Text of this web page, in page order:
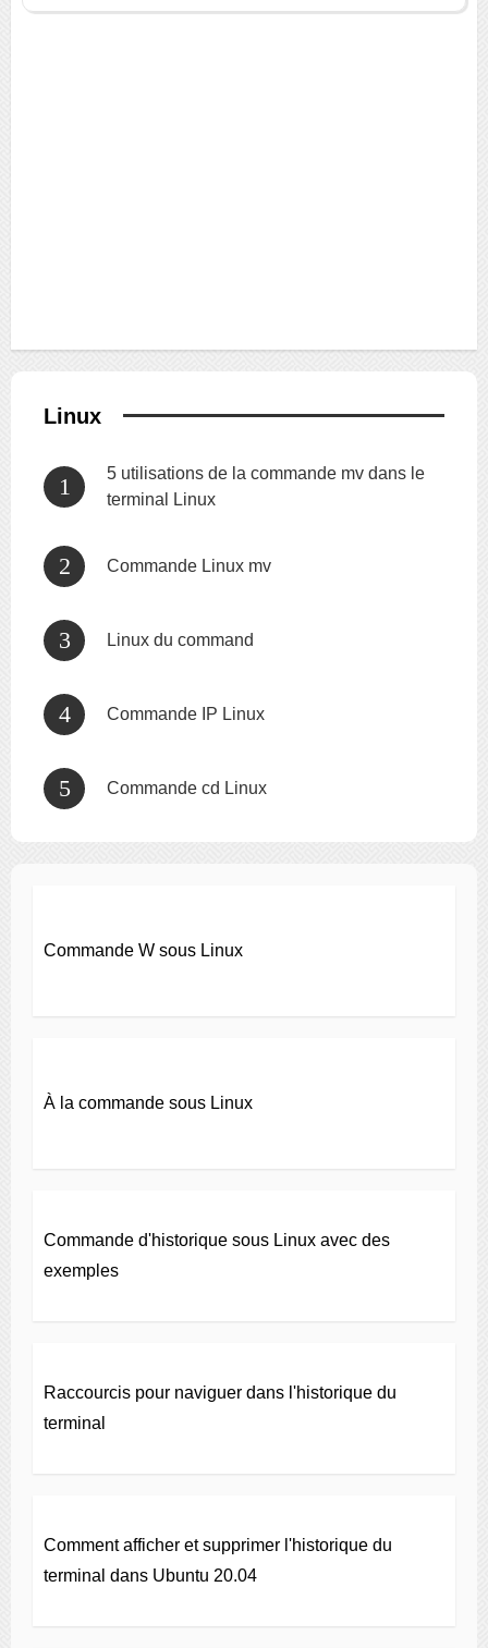
Linux
5 utilisations de la commande mv dans le
terminal Linux
Commande Linux mv
Linux du command
Commande IP Linux
Commande cd Linux
Commande W sous Linux
À la commande sous Linux
Commande d'historique sous Linux avec des
exemples
Raccourcis pour naviguer dans l'historique du
terminal
Comment afficher et supprimer l'historique du
terminal dans Ubuntu 20.04